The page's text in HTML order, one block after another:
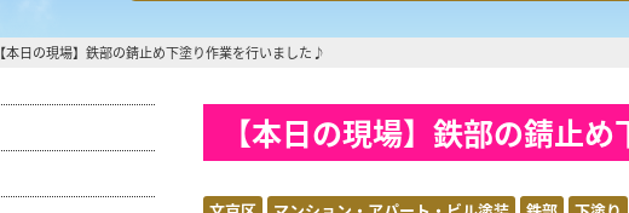
【本日の現場】鉄部の錆止め下塗り作業を行いました♪
【本日の現場】鉄部の錆止